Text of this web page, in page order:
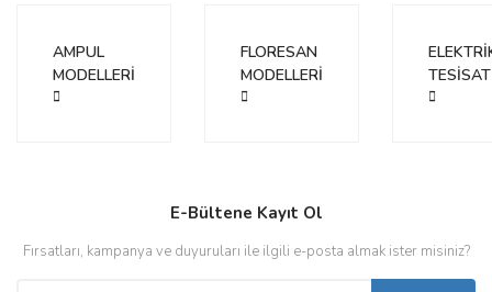
AMPUL
MODELLERİ
FLORESAN
MODELLERİ
TESİSAT
E-Bültene Kayıt Ol
Fırsatları, kampanya ve duyuruları ile ilgili e-posta almak ister misiniz?